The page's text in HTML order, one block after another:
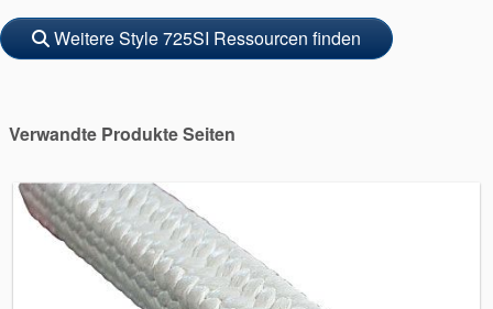
Akademie
Weitere Style 725SI Ressourcen finden
Verwandte Produkte Seiten